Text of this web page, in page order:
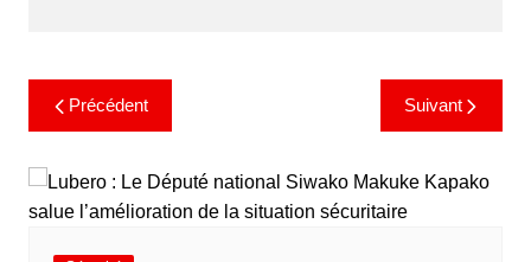
Précédent Suivant